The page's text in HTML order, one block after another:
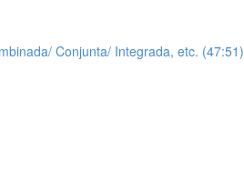
Conjunta/ Integrada, etc. (47:51)